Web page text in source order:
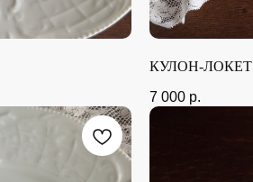
КУЛОН-ЛОКЕТ
7 000 р.